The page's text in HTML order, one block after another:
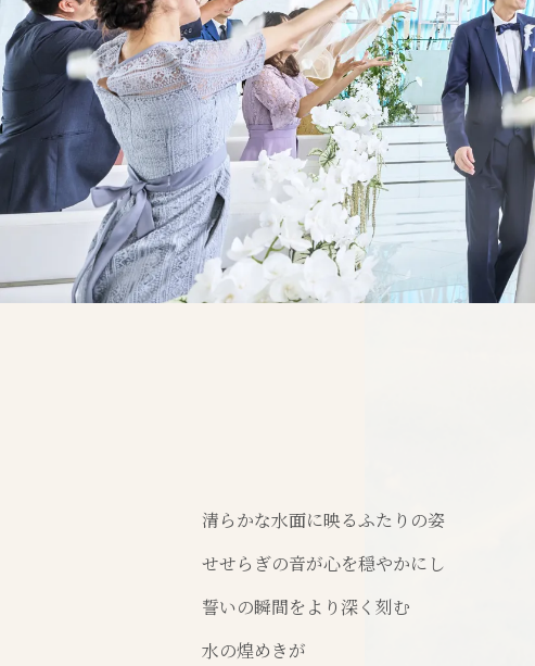
清らかな水面に映るふたりの姿
せせらぎの音が心を穏やかにし
誓いの瞬間をより深く刻む
水の煌めきが